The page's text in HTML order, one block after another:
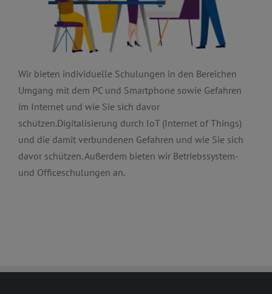
Wir bieten individuelle Schulungen in den Bereichen
Umgang mit dem PC und Smartphone sowie Gefahren
im Internet und wie Sie sich davor
schützen.Digitalisierung durch IoT (Internet of Things)
und die damit verbundenen Gefahren und wie Sie sich
davor schützen. Außerdem bieten wir Betriebssystem-
und Officeschulungen an.